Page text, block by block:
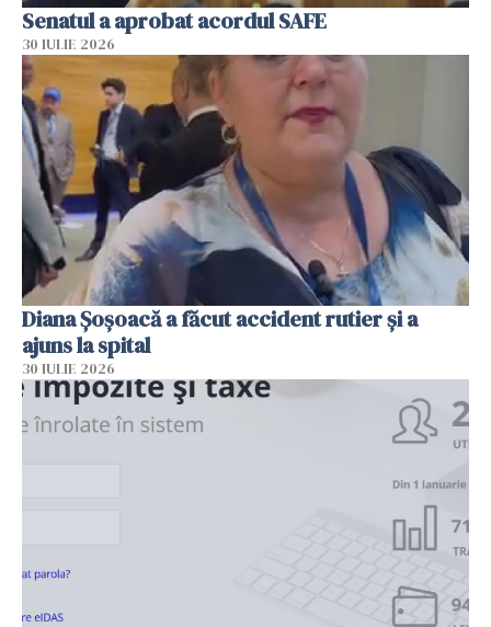
Senatul a aprobat acordul SAFE
30 IULIE 2026
Diana Șoșoacă a făcut accident rutier și a
ajuns la spital
30 IULIE 2026